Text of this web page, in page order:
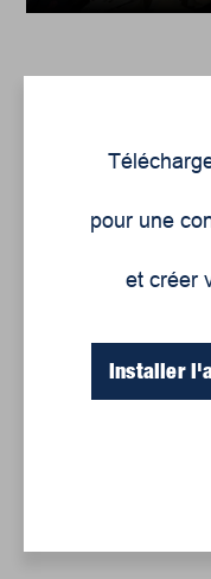
Opinion
Opinion de
pour une
et créer
Installer